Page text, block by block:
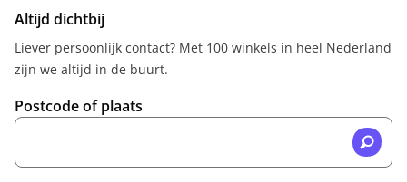
Altijd dichtbij
Liever persoonlijk contact? Met 100 winkels in heel Nederland
zijn we altijd in de buurt.
Postcode of plaats